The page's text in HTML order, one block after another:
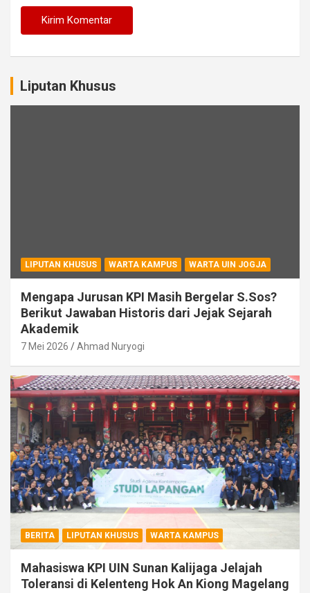
Liputan Khusus
LIPUTAN KHUSUS WARTA KAMPUS WARTA UIN JOGJA
Mengapa Jurusan KPI Masih Bergelar S.Sos?
Berikut Jawaban Historis dari Jejak Sejarah
Akademik
7 Mei 2026 Ahmad Nuryogi
BERITA LIPUTAN KHUSUS WARTA KAMPUS
Mahasiswa KPI UIN Sunan Kalijaga Jelajah
Toleransi di Kelenteng Hok An Kiong Magelang